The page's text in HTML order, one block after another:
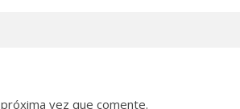
vez que comente.